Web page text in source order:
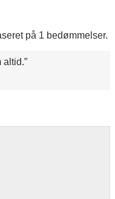
på 1 bedømmelser.
altid.